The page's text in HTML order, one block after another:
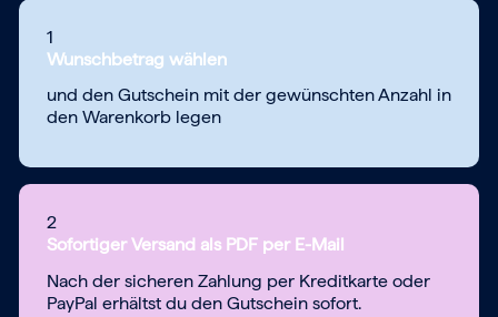
1
Wunschbetrag wählen
und den Gutschein mit der gewünschten Anzahl in
den Warenkorb legen
2
Sofortiger Versand als PDF per E-Mail
Nach der sicheren Zahlung per Kreditkarte oder
PayPal erhältst du den Gutschein sofort.